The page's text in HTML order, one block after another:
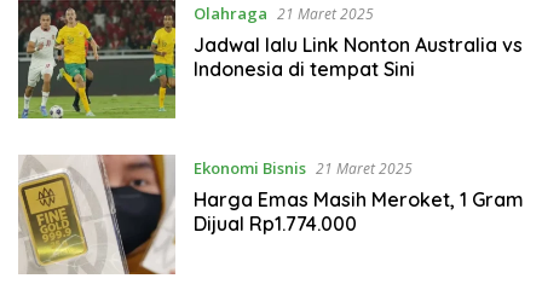
Olahraga 21 Maret 2025
Jadwal lalu Link Nonton Australia vs
Indonesia di tempat Sini
Ekonomi Bisnis 21 Maret 2025
Harga Emas Masih Meroket, 1 Gram
Dijual Rp1.774.000